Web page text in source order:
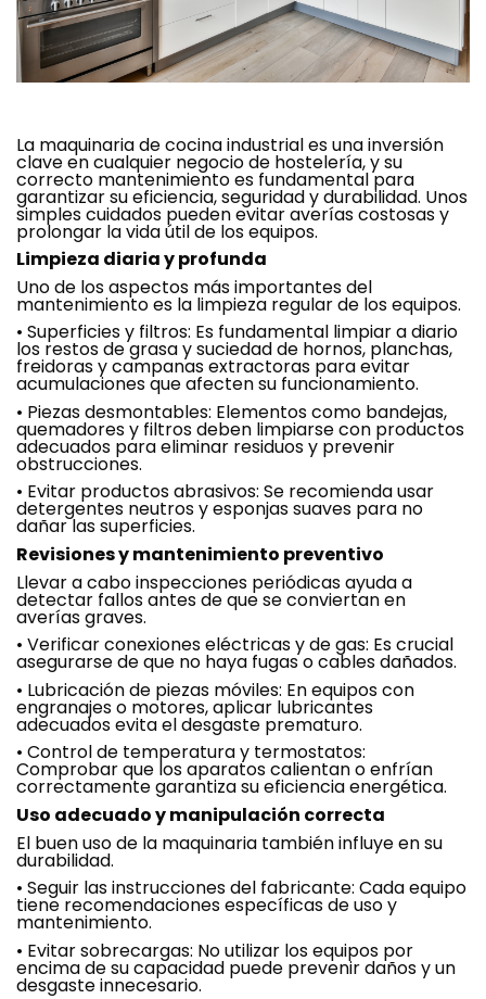
La maquinaria de cocina industrial es una inversión
clave en cualquier negocio de hostelería, y su
correcto mantenimiento es fundamental para
garantizar su eficiencia, seguridad y durabilidad. Unos
simples cuidados pueden evitar averías costosas y
prolongar la vida útil de los equipos.
Limpieza diaria y profunda
Uno de los aspectos más importantes del
mantenimiento es la limpieza regular de los equipos.
• Superficies y filtros: Es fundamental limpiar a diario
los restos de grasa y suciedad de hornos, planchas,
freidoras y campanas extractoras para evitar
acumulaciones que afecten su funcionamiento.
• Piezas desmontables: Elementos como bandejas,
quemadores y filtros deben limpiarse con productos
adecuados para eliminar residuos y prevenir
obstrucciones.
• Evitar productos abrasivos: Se recomienda usar
detergentes neutros y esponjas suaves para no
dañar las superficies.
Revisiones y mantenimiento preventivo
Llevar a cabo inspecciones periódicas ayuda a
detectar fallos antes de que se conviertan en
averías graves.
• Verificar conexiones eléctricas y de gas: Es crucial
asegurarse de que no haya fugas o cables dañados.
• Lubricación de piezas móviles: En equipos con
engranajes o motores, aplicar lubricantes
adecuados evita el desgaste prematuro.
• Control de temperatura y termostatos:
Comprobar que los aparatos calientan o enfrían
correctamente garantiza su eficiencia energética.
Uso adecuado y manipulación correcta
El buen uso de la maquinaria también influye en su
durabilidad.
• Seguir las instrucciones del fabricante: Cada equipo
tiene recomendaciones específicas de uso y
mantenimiento.
• Evitar sobrecargas: No utilizar los equipos por
encima de su capacidad puede prevenir daños y un
desgaste innecesario.